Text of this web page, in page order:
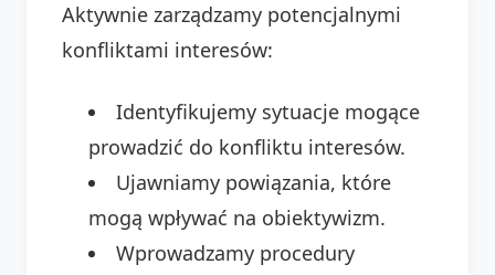
Aktywnie zarządzamy potencjalnymi
konfliktami interesów:
Identyfikujemy sytuacje mogące
prowadzić do konfliktu interesów.
Ujawniamy powiązania, które
mogą wpływać na obiektywizm.
Wprowadzamy procedury